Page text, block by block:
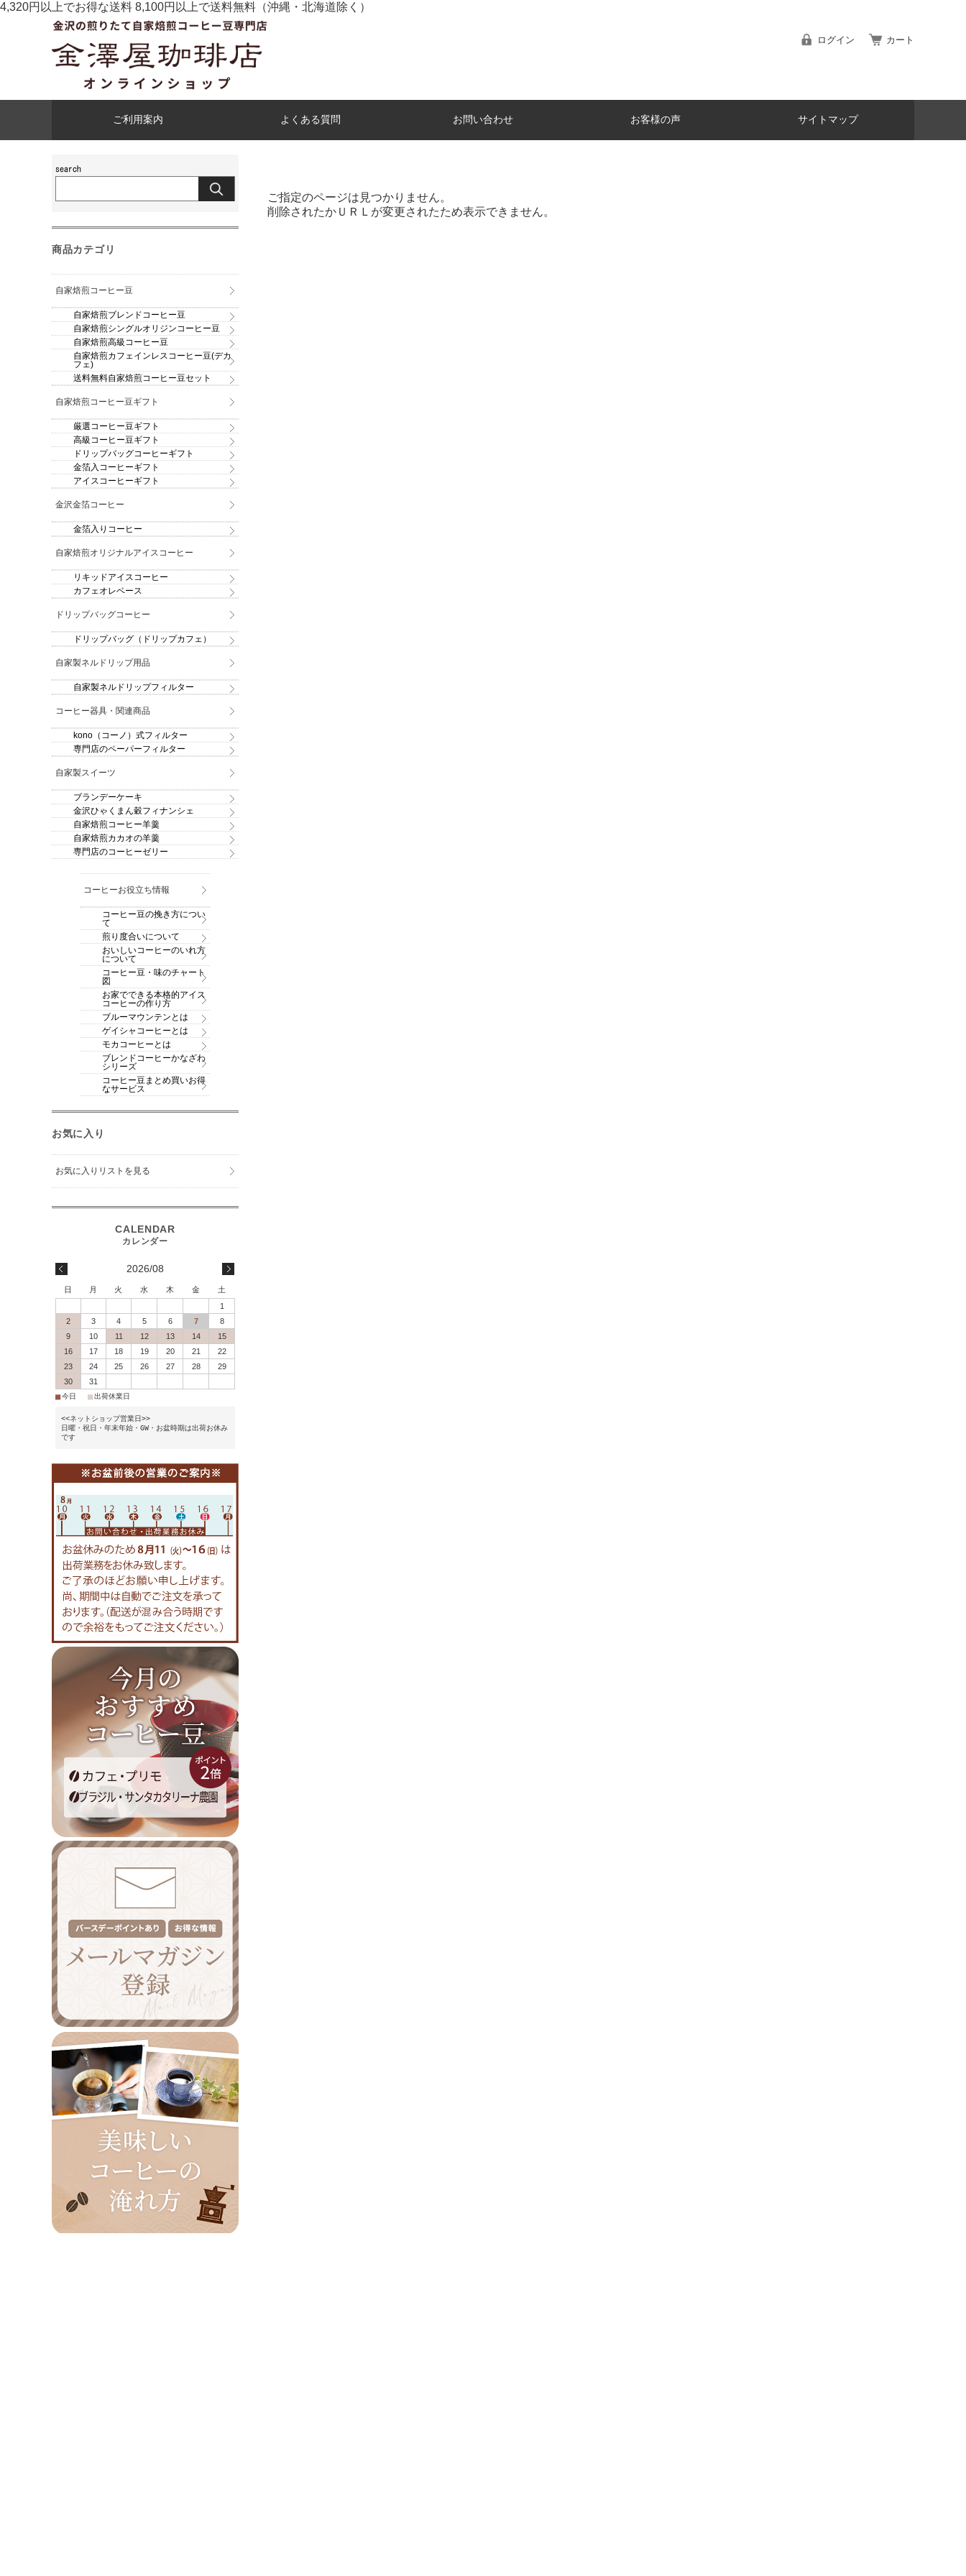
4,320円以上でお得な送料 8,100円以上で送料無料 （沖縄・北海道除く）
ログイン カート
ご利用案内 よくある質問 お問い合わせ お客様の声 サイトマップ
ご指定のページは見つかりません。
削除されたかＵＲＬが変更されたため表示できません。
商品カテゴリ
自家焙煎コーヒー豆
自家焙煎ブレンドコーヒー豆
自家焙煎シングルオリジンコーヒー豆
自家焙煎高級コーヒー豆
自家焙煎カフェインレスコーヒー豆(デカ
フェ)
送料無料自家焙煎コーヒー豆セット
自家焙煎コーヒー豆ギフト
厳選コーヒー豆ギフト
高級コーヒー豆ギフト
ドリップバッグコーヒーギフト
金箔入コーヒーギフト
アイスコーヒーギフト
金沢金箔コーヒー
金箔入りコーヒー
自家焙煎オリジナルアイスコーヒー
リキッドアイスコーヒー
カフェオレベース
ドリップバッグコーヒー
ドリップバッグ（ドリップカフェ）
自家製ネルドリップ用品
自家製ネルドリップフィルター
コーヒー器具・関連商品
kono（コーノ）式フィルター
専門店のペーパーフィルター
自家製スイーツ
ブランデーケーキ
金沢ひゃくまん穀フィナンシェ
自家焙煎コーヒー羊羹
自家焙煎カカオの羊羹
専門店のコーヒーゼリー
コーヒーお役立ち情報
コーヒー豆の挽き方につい
て
煎り度合いについて
おいしいコーヒーのいれ方
について
コーヒー豆・味のチャート
図
お家でできる本格的アイス
コーヒーの作り方
ブルーマウンテンとは
ゲイシャコーヒーとは
モカコーヒーとは
ブレンドコーヒーかなざわ
シリーズ
コーヒー豆まとめ買いお得
なサービス
お気に入り
お気に入りリストを見る
2026/08
日 月 火 水 木 金
土
1
2
3 4 5 6 7
8
9
10 11 12 13 14
15
16
17 18 19 20 21
22
23
24 25 26 27 28
29
30
31
■今日 ■出荷休業日
<<ネットショップ営業日>>
日曜・祝日・年末年始・GW・お盆時期は出荷お休み
です